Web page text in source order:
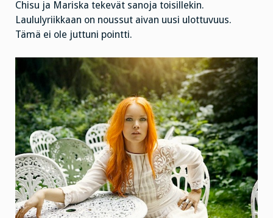
Chisu ja Mariska tekevät sanoja toisillekin.
Laululyriikkaan on noussut aivan uusi ulottuvuus.
Tämä ei ole juttuni pointti.